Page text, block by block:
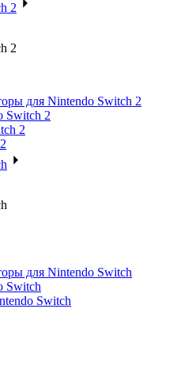
2
2
для Nintendo Switch 2
Switch 2
2
для Nintendo Switch
Switch
Switch